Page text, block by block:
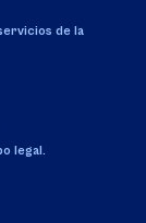
de la
legal.